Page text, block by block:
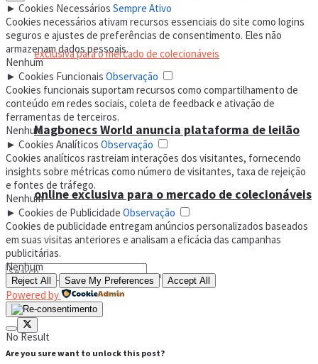
Magbonecs World anuncia plataforma de leilão
online exclusiva para o mercado de colecionáveis
No Result
► Cookies Necessários Sempre Ativo
Cookies necessários ativam recursos essenciais do site como logins
seguros e ajustes de preferências de consentimento. Eles não
armazenam dados pessoais.
Nenhum
► Cookies Funcionais Observação
Cookies funcionais suportam recursos como compartilhamento de
conteúdo em redes sociais, coleta de feedback e ativação de
ferramentas de terceiros.
Nenhum
► Cookies Analíticos Observação
Cookies analíticos rastreiam interações dos visitantes, fornecendo
insights sobre métricas como número de visitantes, taxa de rejeição
e fontes de tráfego.
Nenhum
► Cookies de Publicidade Observação
Cookies de publicidade entregam anúncios personalizados baseados
em suas visitas anteriores e analisam a eficácia das campanhas
publicitárias.
Nenhum
Reject All Save My Preferences Accept All
Powered by
Are you sure want to unlock this post?